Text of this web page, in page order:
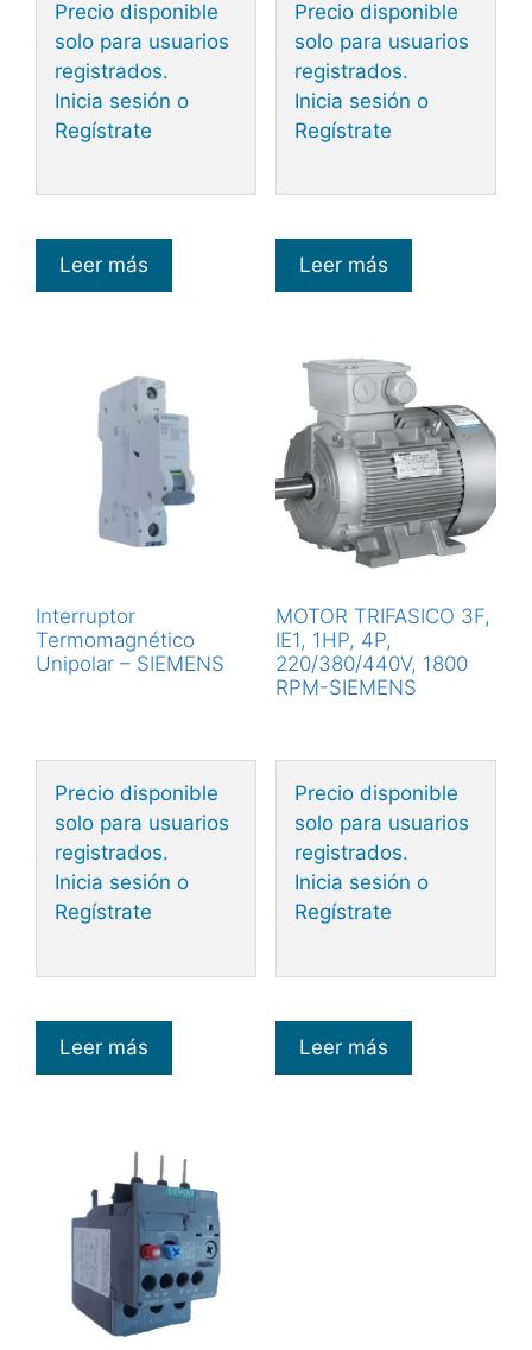
Precio disponible
solo para usuarios
registrados.
Inicia sesión o
Regístrate
Leer más
Precio disponible
solo para usuarios
registrados.
Inicia sesión o
Regístrate
Leer más
Interruptor
Termomagnético
Unipolar – SIEMENS
Precio disponible
solo para usuarios
registrados.
Inicia sesión o
Regístrate
Leer más
MOTOR TRIFASICO 3F,
IE1, 1HP, 4P,
220/380/440V, 1800
RPM-SIEMENS
Precio disponible
solo para usuarios
registrados.
Inicia sesión o
Regístrate
Leer más